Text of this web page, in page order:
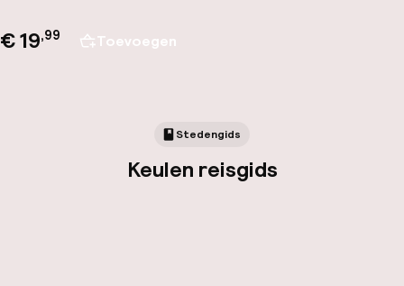
€ 19,99 Toevoegen
Stedengids
Keulen reisgids